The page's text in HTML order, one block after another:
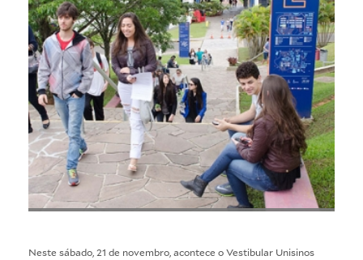
Neste sábado, 21 de novembro, acontece oVestibular Unisinos